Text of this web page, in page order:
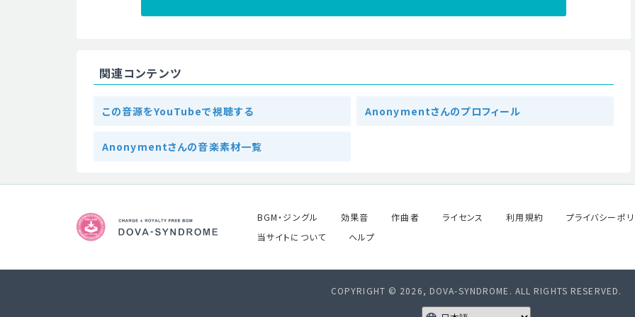
関連コンテンツ
この音源をYouTubeで視聴する Anonymentさんのプロフィール
Anonymentさんの音楽素材一覧
BGM・ジングル 効果音 作曲者 ライセンス 利用規約 プライバシーポ
当サイトについて
ヘルプ
COPYRIGHT © 2026, DOVA-SYNDROME. ALL RIGHTS RESERVED.